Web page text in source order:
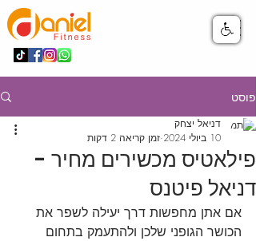
פוסט
פילאטיס מכשירים מחיר -
דניאל פיטנס
דניאל יצחק
10 ביולי 2024
זמן קריאה 2 דקות
אם אתן מחפשות דרך יעילה לשפר את
הכושר הגופני שלכן ולהתעמק בתחום